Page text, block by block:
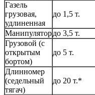
Газель
грузовая,
удлиненная
до 1,5 т.
Манипулятордо 3,5 т.
Грузовой (с
открытым
бортом)
до 5 т.
Длинномер
(седельный
тягач)
до 20 т.*